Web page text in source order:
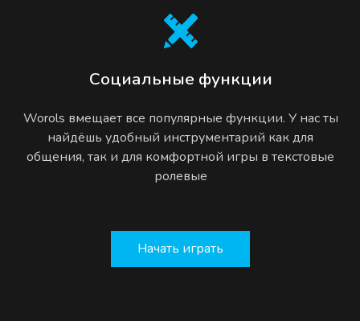
Социальные функции
Worols вмещает все популярные функции. У нас ты
найдёшь удобный инструментарий как для
общения, так и для комфортной игры в текстовые
ролевые
Начать играть